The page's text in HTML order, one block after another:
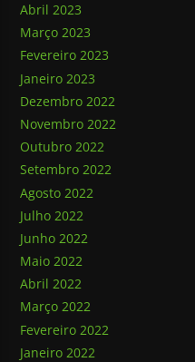
Abril 2023
Março 2023
Fevereiro 2023
Janeiro 2023
Dezembro 2022
Novembro 2022
Outubro 2022
Setembro 2022
Agosto 2022
Julho 2022
Junho 2022
Maio 2022
Abril 2022
Março 2022
Fevereiro 2022
Janeiro 2022